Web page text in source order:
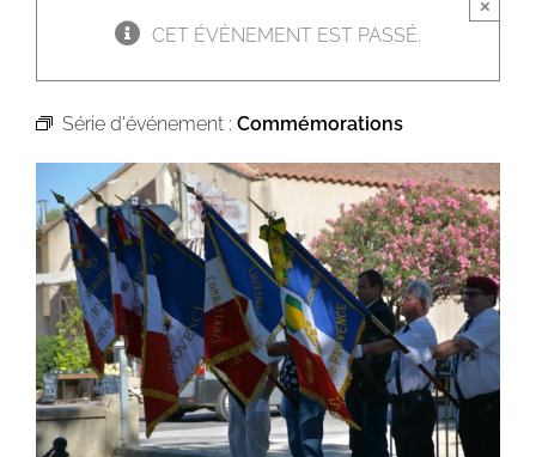
CET ÉVÈNEMENT EST PASSÉ.
×
Série d'événement : Commémorations